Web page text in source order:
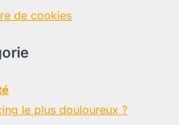
de cookies
le plus douloureux ?